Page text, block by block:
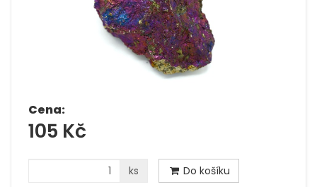
Cena:
105 Kč
ks Do košíku